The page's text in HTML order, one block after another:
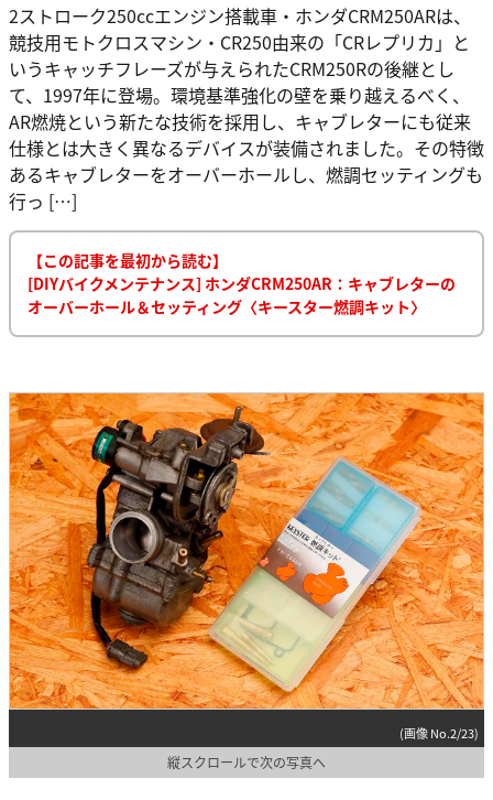
2ストローク250ccエンジン搭載車・ホンダCRM250ARは、
競技用モトクロスマシン・CR250由来の「CRレプリカ」と
いうキャッチフレーズが与えられたCRM250Rの後継とし
て、1997年に登場。環境基準強化の壁を乗り越えるべく、
AR燃焼という新たな技術を採用し、キャブレターにも従来
仕様とは大きく異なるデバイスが装備されました。その特徴
あるキャブレターをオーバーホールし、燃調セッティングも
行っ […]
【この記事を最初から読む】
[DIYバイクメンテナンス] ホンダCRM250AR：キャブレターの
オーバーホール＆セッティング〈キースター燃調キット〉
(画像 No.2/23)
縦スクロールで次の写真へ